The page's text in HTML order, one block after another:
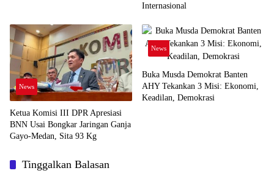
Internasional
News
Ketua Komisi III DPR Apresiasi
BNN Usai Bongkar Jaringan Ganja
Gayo-Medan, Sita 93 Kg
News
Buka Musda Demokrat Banten
AHY Tekankan 3 Misi: Ekonomi,
Keadilan, Demokrasi
Tinggalkan Balasan